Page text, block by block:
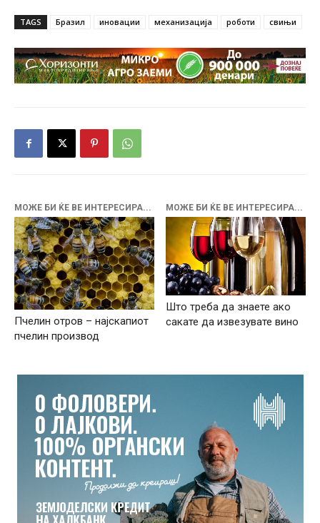
TAGS Бразил иновации механизација роботи свињи
МОЖЕ БИ ЌЕ ВЕ ИНТЕРЕСИРА...
Пчелин отров – најскапиот
пчелин производ
МОЖЕ БИ ЌЕ ВЕ ИНТЕРЕСИРА...
Што треба да знаете ако
сакате да извезувате вино